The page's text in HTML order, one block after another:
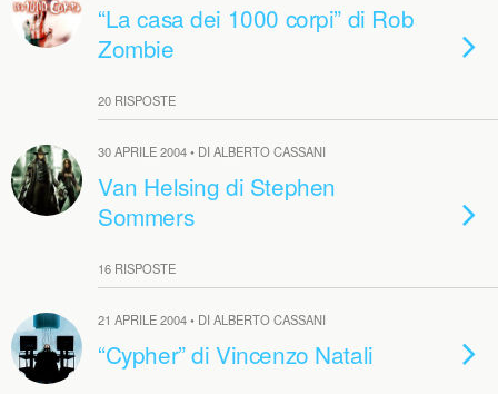
“La casa dei 1000 corpi” di Rob
Zombie
20 RISPOSTE
30 APRILE 2004 • DI ALBERTO CASSANI
Van Helsing di Stephen
Sommers
16 RISPOSTE
21 APRILE 2004 • DI ALBERTO CASSANI
“Cypher” di Vincenzo Natali